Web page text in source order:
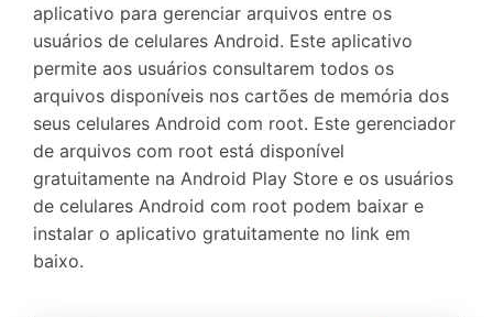
aplicativo para gerenciar arquivos entre os
usuários de celulares Android. Este aplicativo
permite aos usuários consultarem todos os
arquivos disponíveis nos cartões de memória dos
seus celulares Android com root. Este gerenciador
de arquivos com root está disponível
gratuitamente na Android Play Store e os usuários
de celulares Android com root podem baixar e
instalar o aplicativo gratuitamente no link em
baixo.